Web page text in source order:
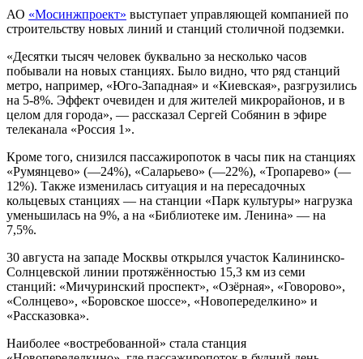
АО «Мосинжпроект» выступает управляющей компанией по
строительству новых линий и станций столичной подземки.
«Десятки тысяч человек буквально за несколько часов
побывали на новых станциях. Было видно, что ряд станций
метро, например, «Юго-Западная» и «Киевская», разгрузились
на 5-8%. Эффект очевиден и для жителей микрорайонов, и в
целом для города», — рассказал Сергей Собянин в эфире
телеканала «Россия 1».
Кроме того, снизился пассажиропоток в часы пик на станциях
«Румянцево» (—24%), «Саларьево» (—22%), «Тропарево» (—
12%). Также изменилась ситуация и на пересадочных
кольцевых станциях — на станции «Парк культуры» нагрузка
уменьшилась на 9%, а на «Библиотеке им. Ленина» — на
7,5%.
30 августа на западе Москвы открылся участок Калининско-
Солнцевской линии протяжённостью 15,3 км из семи
станций: «Мичуринский проспект», «Озёрная», «Говорово»,
«Солнцево», «Боровское шоссе», «Новопеределкино» и
«Рассказовка».
Наиболее «востребованной» стала станция